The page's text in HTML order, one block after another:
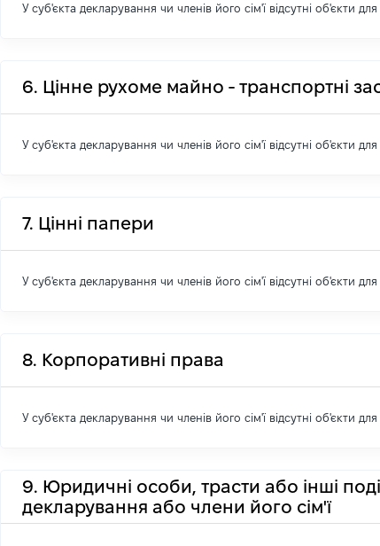
У суб'єкта декларування чи членів його сім'ї відсутні об'єкти
6. Цінне рухоме майно - транспортні
У суб'єкта декларування чи членів його сім'ї відсутні об'єкти
7. Цінні папери
У суб'єкта декларування чи членів його сім'ї відсутні об'єкти
8. Корпоративні права
У суб'єкта декларування чи членів його сім'ї відсутні об'єкти
9. Юридичні особи, трасти або інші
декларування або члени його сім'ї